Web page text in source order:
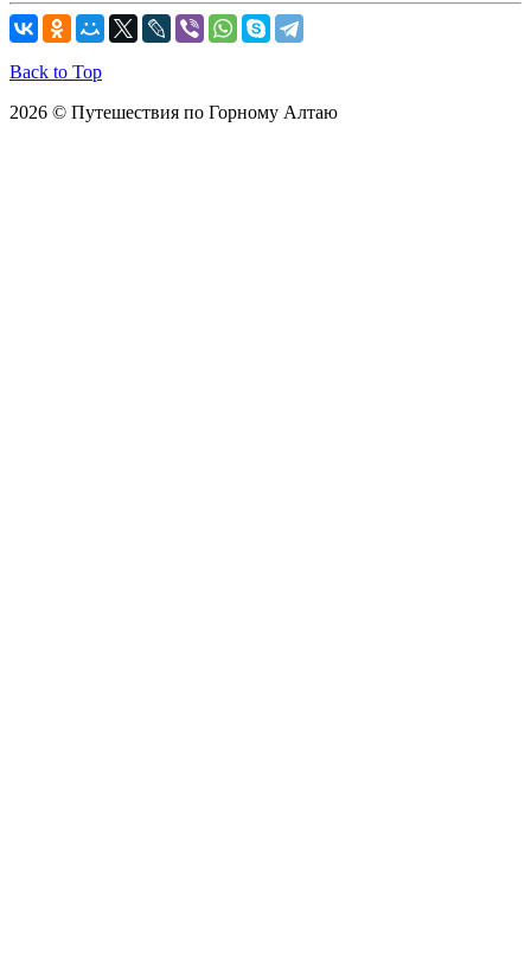
Back to Top
2026 © Путешествия по Горному Алтаю